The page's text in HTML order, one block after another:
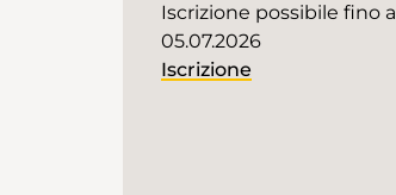
Iscrizione possibile fino al
05.07.2026
Iscrizione